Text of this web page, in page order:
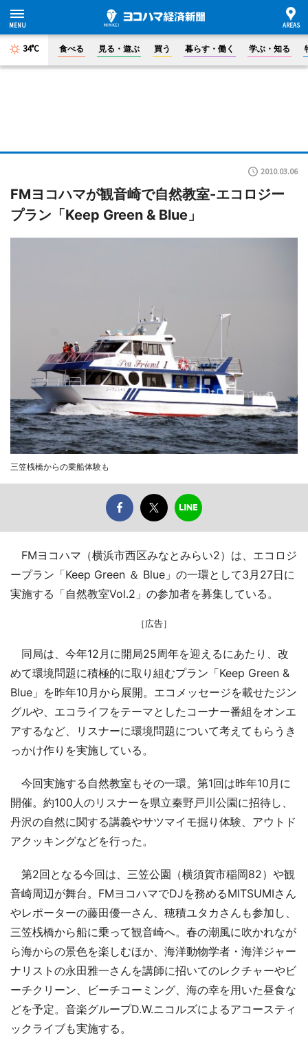
34°C 食べる 見る・遊ぶ 買う 暮らす・働く 学ぶ・知る
2010.03.06
FMヨコハマが観音崎で自然教室-エコロジー
プラン「Keep Green & Blue」
三笠桟橋からの乗船体験も
FMヨコハマ（横浜市西区みなとみらい2）は、エコロジ
ープラン「Keep Green ＆ Blue」の一環として3月27日に
実施する「自然教室Vol.2」の参加者を募集している。
［広告］
同局は、今年12月に開局25周年を迎えるにあたり、改
めて環境問題に積極的に取り組むプラン「Keep Green &
Blue」を昨年10月から展開。エコメッセージを載せたジン
グルや、エコライフをテーマとしたコーナー番組をオンエ
アするなど、リスナーに環境問題について考えてもらうき
っかけ作りを実施している。
今回実施する自然教室もその一環。第1回は昨年10月に
開催。約100人のリスナーを県立秦野戸川公園に招待し、
丹沢の自然に関する講義やサツマイモ掘り体験、アウトド
アクッキングなどを行った。
第2回となる今回は、三笠公園（横須賀市稲岡82）や観
音崎周辺が舞台。FMヨコハマでDJを務めるMITSUMIさん
やレポーターの藤田優一さん、穂積ユタカさんも参加し、
三笠桟橋から船に乗って観音崎へ。春の潮風に吹かれなが
ら海からの景色を楽しむほか、海洋動物学者・海洋ジャー
ナリストの永田雅一さんを講師に招いてのレクチャーやビ
ーチクリーン、ビーチコーミング、海の幸を用いた昼食な
どを予定。音楽グループD.W.ニコルズによるアコースティ
ックライブも実施する。